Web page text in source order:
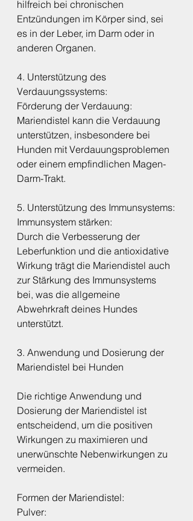
hilfreich bei chronischen
Entzündungen im Körper sind, sei
es in der Leber, im Darm oder in
anderen Organen.
4. Unterstützung des
Verdauungssystems:
Förderung der Verdauung:
Mariendistel kann die Verdauung
unterstützen, insbesondere bei
Hunden mit Verdauungsproblemen
oder einem empfindlichen Magen-
Darm-Trakt.
5. Unterstützung des Immunsystems:
Immunsystem stärken:
Durch die Verbesserung der
Leberfunktion und die antioxidative
Wirkung trägt die Mariendistel auch
zur Stärkung des Immunsystems
bei, was die allgemeine
Abwehrkraft deines Hundes
unterstützt.
3. Anwendung und Dosierung der
Mariendistel bei Hunden
Die richtige Anwendung und
Dosierung der Mariendistel ist
entscheidend, um die positiven
Wirkungen zu maximieren und
unerwünschte Nebenwirkungen zu
vermeiden.
Formen der Mariendistel:
Pulver: